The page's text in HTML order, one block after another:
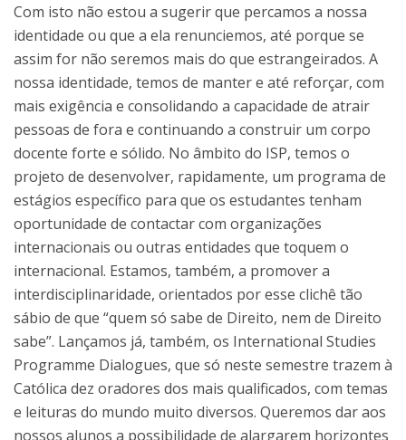
Com isto não estou a sugerir que percamos a nossa
identidade ou que a ela renunciemos, até porque se
assim for não seremos mais do que estrangeirados. A
nossa identidade, temos de manter e até reforçar, com
mais exigência e consolidando a capacidade de atrair
pessoas de fora e continuando a construir um corpo
docente forte e sólido. No âmbito do ISP, temos o
projeto de desenvolver, rapidamente, um programa de
estágios específico para que os estudantes tenham
oportunidade de contactar com organizações
internacionais ou outras entidades que toquem o
internacional. Estamos, também, a promover a
interdisciplinaridade, orientados por esse clichê tão
sábio de que “quem só sabe de Direito, nem de Direito
sabe”. Lançamos já, também, os International Studies
Programme Dialogues, que só neste semestre trazem à
Católica dez oradores dos mais qualificados, com temas
e leituras do mundo muito diversos. Queremos dar aos
nossos alunos a possibilidade de alargarem horizontes